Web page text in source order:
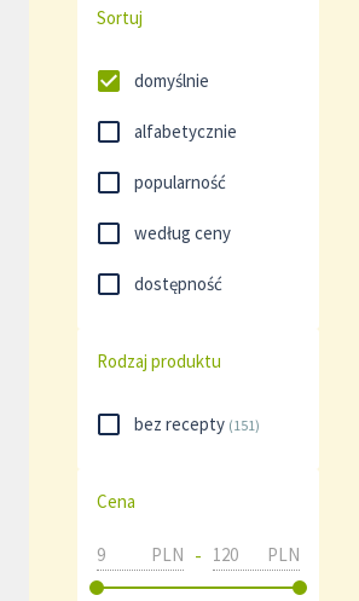
Sortuj
domyślnie
alfabetycznie
popularność
według ceny
dostępność
Rodzaj produktu
bez recepty (151)
Cena
PLN - PLN